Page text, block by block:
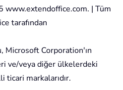
| Tüm
tarafından
Microsoft Corporation'ın
ve/veya diğer ülkelerdeki
ticari markalarıdır.